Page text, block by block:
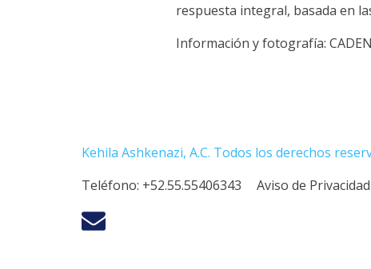
respuesta integral, basada en
Información y fotografía:
Kehila Ashkenazi, A.C. Todos los derechos
Teléfono: +52.55.55406343 Aviso de Privacidad